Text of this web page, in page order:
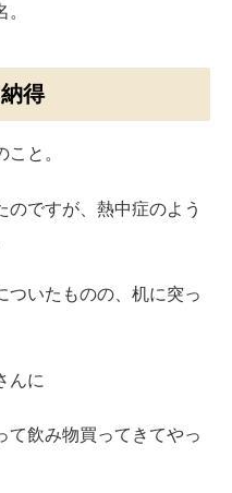
得
と。
のですが、熱中症のよう
ついたものの、机に突っ
んに
て飲み物買ってきてやっ